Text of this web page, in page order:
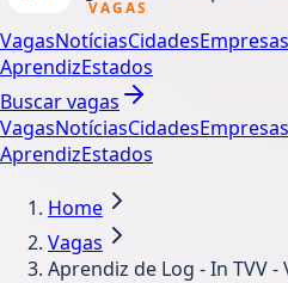
VagasNotíciasCidadesEmpresas
AprendizEstados
Buscar vagas
VagasNotíciasCidadesEmpresas
AprendizEstados
Home
Vagas
Aprendiz de Log - In TVV -